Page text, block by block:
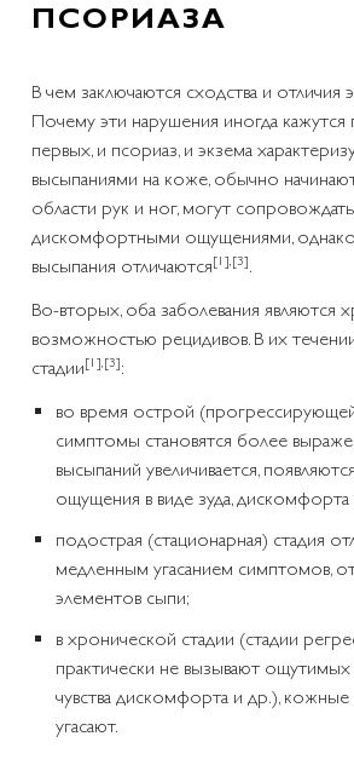
ПСОРИАЗА
В чем заключаются сходства и отличия
Почему эти нарушения иногда
первых, и псориаз, и экзема
высыпаниями на коже, обычно
области рук и ног, могут
дискомфортными ощущениями,
высыпания отличаются[1],[3].
Во-вторых, оба заболевания являются
возможностью рецидивов. В их
стадии[1],[3]:
во время острой
симптомы становятся более
высыпаний увеличивается,
ощущения в виде зуда,
подострая (стационарная) стадия
медленным угасанием симптомов,
элементов сыпи;
в хронической стадии (стадии
практически не вызывают ощутимых
чувства дискомфорта и др.),
угасают.